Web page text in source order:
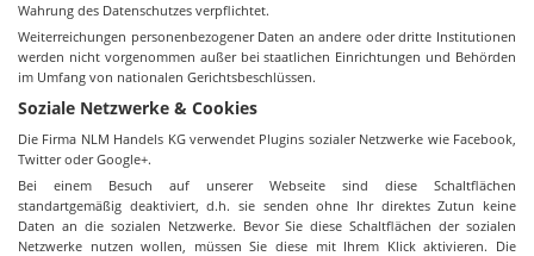
Wahrung des Datenschutzes verpflichtet.
Weiterreichungen personenbezogener Daten an andere oder dritte Institutionen
werden nicht vorgenommen außer bei staatlichen Einrichtungen und Behörden
im Umfang von nationalen Gerichtsbeschlüssen.
Soziale Netzwerke & Cookies
Die Firma NLM Handels KG verwendet Plugins sozialer Netzwerke wie Facebook,
Twitter oder Google+.
Bei einem Besuch auf unserer Webseite sind diese Schaltflächen
standartgemäßig deaktiviert, d.h. sie senden ohne Ihr direktes Zutun keine
Daten an die sozialen Netzwerke. Bevor Sie diese Schaltflächen der sozialen
Netzwerke nutzen wollen, müssen Sie diese mit Ihrem Klick aktivieren. Die